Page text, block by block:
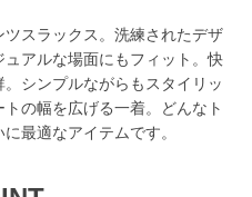
スラックス。洗練されたデザ
アルな場面にもフィット。快
シンプルながらもスタイリッ
の幅を広げる一着。どんなト
最適なアイテムです。